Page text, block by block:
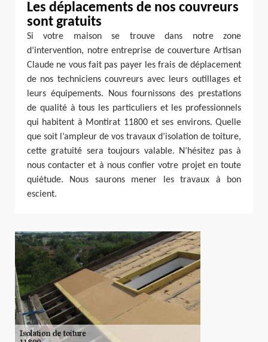
Les déplacements de nos couvreurs
sont gratuits
Si votre maison se trouve dans notre zone
d’intervention, notre entreprise de couverture Artisan
Claude ne vous fait pas payer les frais de déplacement
de nos techniciens couvreurs avec leurs outillages et
leurs équipements. Nous fournissons des prestations
de qualité à tous les particuliers et les professionnels
qui habitent à Montirat 11800 et ses environs. Quelle
que soit l’ampleur de vos travaux d’isolation de toiture,
cette gratuité sera toujours valable. N’hésitez pas à
nous contacter et à nous confier votre projet en toute
quiétude. Nous saurons mener les travaux à bon
escient.